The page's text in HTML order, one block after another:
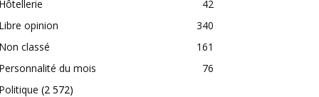
Hôtellerie
42
Libre opinion
340
Non classé
161
Personnalité du mois
76
Politique (2 572)